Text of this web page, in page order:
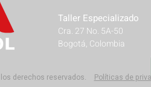
Taller Especializado
Cra. 27 No. 5A-50
Bogotá, Colombia
Políticas de
derechos reservados.